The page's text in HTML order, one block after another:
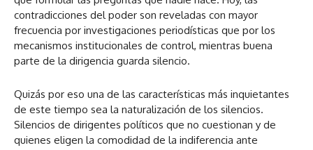
contradicciones del poder son reveladas con mayor
frecuencia por investigaciones periodísticas que por los
mecanismos institucionales de control, mientras buena
parte de la dirigencia guarda silencio.
Quizás por eso una de las características más inquietantes
de este tiempo sea la naturalización de los silencios.
Silencios de dirigentes políticos que no cuestionan y de
quienes eligen la comodidad de la indiferencia ante